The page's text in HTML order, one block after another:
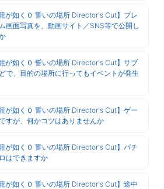
が如く０ 誓いの場所 Director's Cut】プレ
画面写真を、動画サイト／SNS等で公開し
が如く０ 誓いの場所 Director's Cut】サブ
で、目的の場所に行ってもイベントが発生
が如く０ 誓いの場所 Director's Cut】ゲー
すが、何かコツはありませんか
が如く０ 誓いの場所 Director's Cut】パチ
はできますか
が如く０ 誓いの場所 Director's Cut】途中